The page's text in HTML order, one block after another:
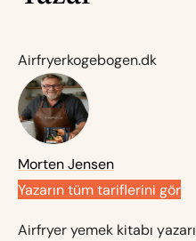
Airfryerkogebogen.dk
Morten Jensen
Yazarın tüm tariflerini gör
Airfryer yemek kitabı yazarı